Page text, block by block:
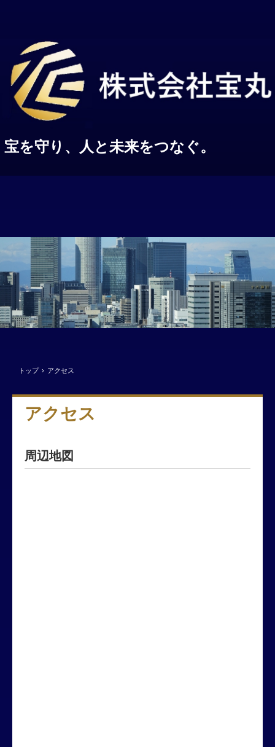
宝を守り、人と未来をつなぐ。
トップ › アクセス
アクセス
周辺地図